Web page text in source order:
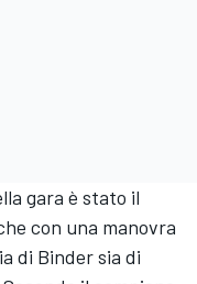
gara è stato il
con una manovra
di Binder sia di